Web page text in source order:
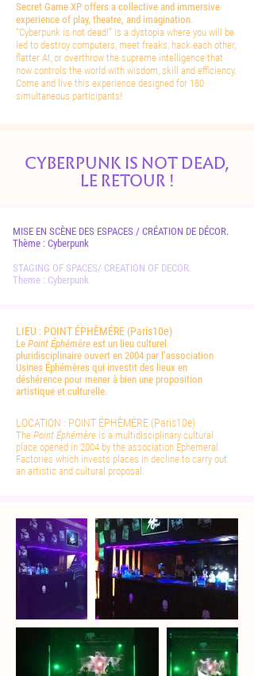
Secret Game XP offers a collective and immersive
experience of play, theatre, and imagination.
“Cyberpunk is not dead!” is a dystopia where you will be
led to destroy computers, meet freaks, hack each other,
flatter AI, or overthrow the supreme intelligence that
now controls the world with wisdom, skill and efficiency.
Come and live this experience designed for 180
simultaneous participants!
CYBERPUNK IS NOT DEAD,
LE RETOUR !
MISE EN SCÈNE DES ESPACES / CRÉATION DE DÉCOR.
Thème : Cyberpunk
STAGING OF SPACES/ CREATION OF DECOR.
Theme : Cyberpunk
LIEU : POINT ÉPHÈMÉRE (Paris10e)
Le Point Éphémère est un lieu culturel
pluridisciplinaire ouvert en 2004 par l’association
Usines Éphémères qui investit des lieux en
déshérence pour mener à bien une proposition
artistique et culturelle.
LOCATION : POINT ÉPHÈMÉRE (Paris10e)
The Point Éphémère is a multidisciplinary cultural
place opened in 2004 by the association Ephemeral
Factories which invests places in decline to carry out
an artistic and cultural proposal.